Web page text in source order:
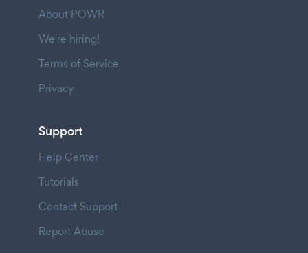
About POWR
We're hiring!
Terms of Service
Privacy
Support
Help Center
Tutorials
Contact Support
Report Abuse